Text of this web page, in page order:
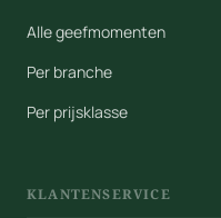
Alle geefmomenten
Per branche
Per prijsklasse
KLANTENSERVICE